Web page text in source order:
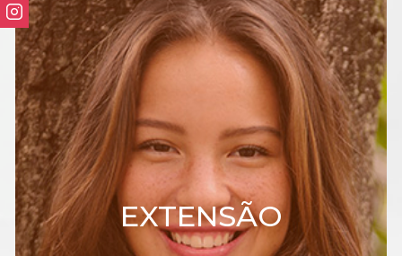
EXTENSÃO